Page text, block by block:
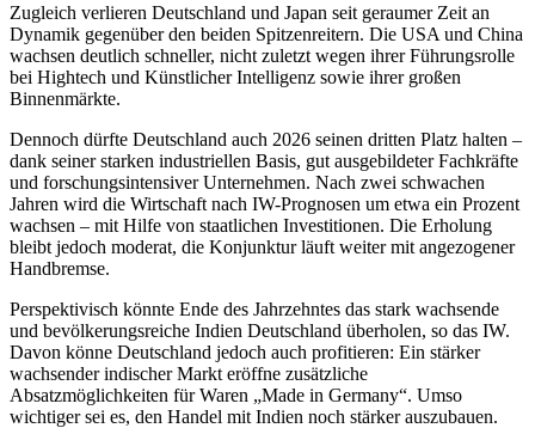
Zugleich verlieren Deutschland und Japan seit geraumer Zeit an
Dynamik gegenüber den beiden Spitzenreitern. Die USA und China
wachsen deutlich schneller, nicht zuletzt wegen ihrer Führungsrolle
bei Hightech und Künstlicher Intelligenz sowie ihrer großen
Binnenmärkte.
Dennoch dürfte Deutschland auch 2026 seinen dritten Platz halten –
dank seiner starken industriellen Basis, gut ausgebildeter Fachkräfte
und forschungsintensiver Unternehmen. Nach zwei schwachen
Jahren wird die Wirtschaft nach IW-Prognosen um etwa ein Prozent
wachsen – mit Hilfe von staatlichen Investitionen. Die Erholung
bleibt jedoch moderat, die Konjunktur läuft weiter mit angezogener
Handbremse.
Perspektivisch könnte Ende des Jahrzehntes das stark wachsende
und bevölkerungsreiche Indien Deutschland überholen, so das IW.
Davon könne Deutschland jedoch auch profitieren: Ein stärker
wachsender indischer Markt eröffne zusätzliche
Absatzmöglichkeiten für Waren „Made in Germany“. Umso
wichtiger sei es, den Handel mit Indien noch stärker auszubauen.